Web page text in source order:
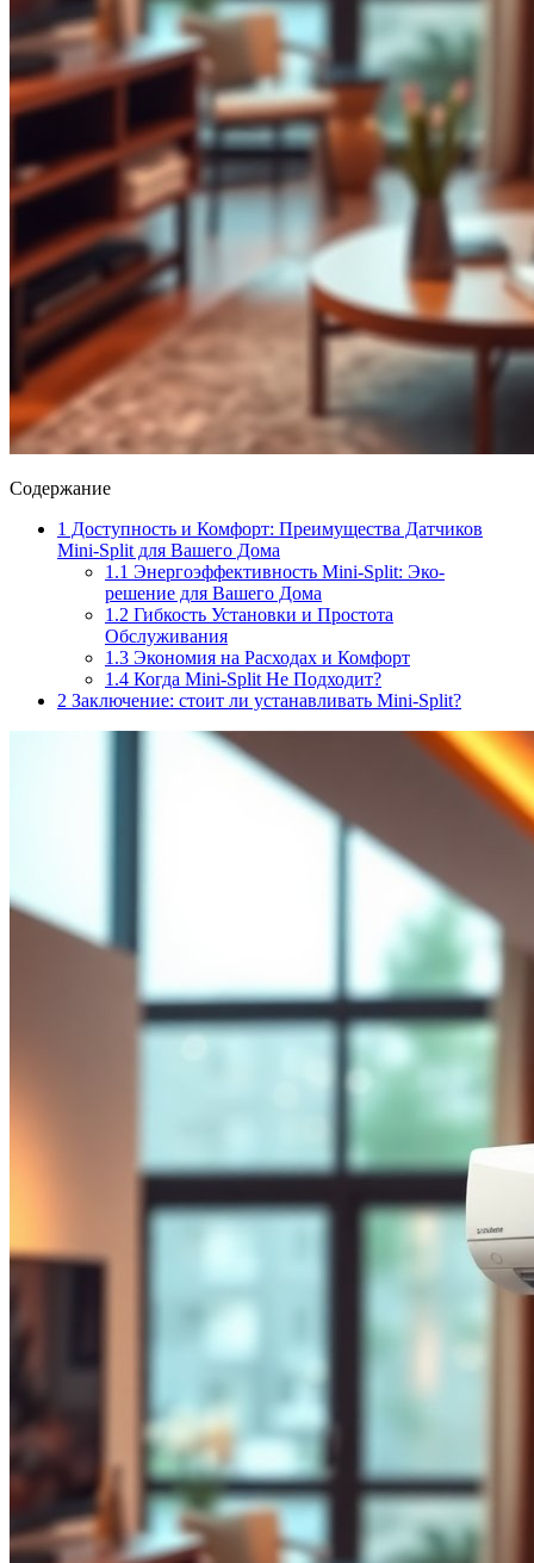
Содержание
1 Доступность и Комфорт: Преимущества Датчиков
Mini-Split для Вашего Дома
1.1 Энергоэффективность Mini-Split: Эко-
решение для Вашего Дома
1.2 Гибкость Установки и Простота
Обслуживания
1.3 Экономия на Расходах и Комфорт
1.4 Когда Mini-Split Не Подходит?
2 Заключение: стоит ли устанавливать Mini-Split?